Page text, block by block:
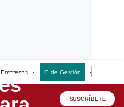
Empresas G de Gestión
SUSCRÍBETE